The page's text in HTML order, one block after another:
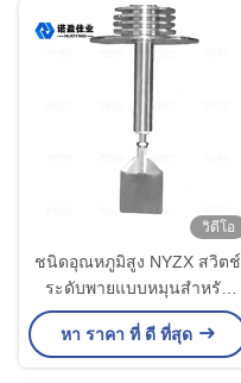
วิดีโอ
ชนิดอุณหภูมิสูง NYZX สวิตช์
ระดับพายแบบหมุนสำหรับ
อนุภาคผง
หา ราคา ที่ ดี ที่สุด